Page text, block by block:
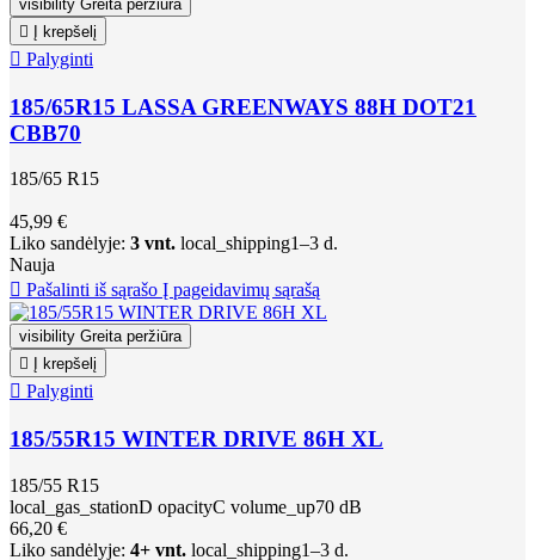
visibility Greita peržiūra

Į krepšelį
 Palyginti
185/65R15 LASSA GREENWAYS 88H DOT21
CBB70
185/65 R15
45,99 €
Liko sandėlyje: 3 vnt. local_shipping1–3 d.
Nauja
 Pašalinti iš sąrašo Į pageidavimų sąrašą
visibility Greita peržiūra

Į krepšelį
 Palyginti
185/55R15 WINTER DRIVE 86H XL
185/55 R15
local_gas_stationD opacityC volume_up70 dB
66,20 €
Liko sandėlyje: 4+ vnt. local_shipping1–3 d.